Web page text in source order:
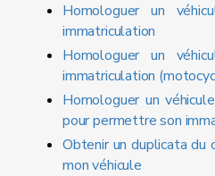
Homologuer un
immatriculation
Homologuer un
immatriculation
Homologuer un
pour permettre son
Obtenir un duplicata du
mon véhicule